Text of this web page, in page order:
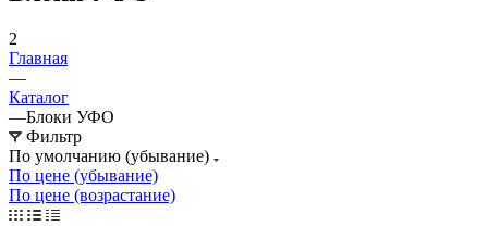
2
Главная
—
Каталог
—Блоки УФО
Фильтр
По умолчанию (убывание)
По цене (убывание)
По цене (возрастание)